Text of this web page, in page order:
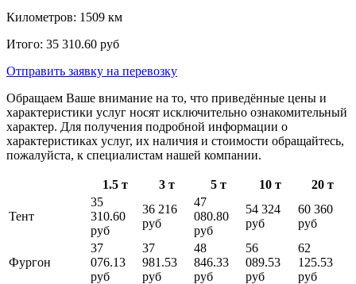
Километров: 1509 км
Итого: 35 310.60 руб
Отправить заявку на перевозку
Обращаем Ваше внимание на то, что приведённые цены и
характеристики услуг носят исключительно ознакомительный
характер. Для получения подробной информации о
характеристиках услуг, их наличия и стоимости обращайтесь,
пожалуйста, к специалистам нашей компании.
1.5 т 3 т 5 т 10 т 20 т
Тент
35
310.60
руб
36 216
руб
47
080.80
руб
54 324
руб
60 360
руб
Фургон
37
076.13
руб
37
981.53
руб
48
846.33
руб
56
089.53
руб
62
125.53
руб